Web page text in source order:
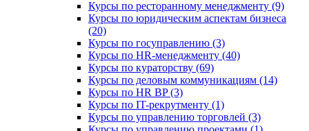
Курсы по ресторанному менеджменту (9)
Курсы по юридическим аспектам бизнеса
(20)
Курсы по госуправлению (3)
Курсы по HR-менеджменту (40)
Курсы по кураторству (69)
Курсы по деловым коммуникациям (14)
Курсы по HR BP (3)
Курсы по IT-рекрутменту (1)
Курсы по управлению торговлей (3)